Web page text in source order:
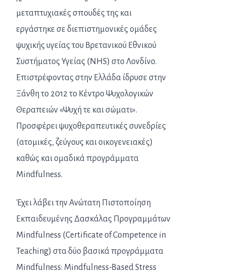
μεταπτυχιακές σπουδές της και
εργάστηκε σε διεπιστημονικές ομάδες
ψυχικής υγείας του Βρετανικού Εθνικού
Συστήματος Υγείας (NHS) στο Λονδίνο.
Επιστρέφοντας στην Ελλάδα ίδρυσε στην
Ξάνθη το 2012 το Κέντρο Ψυχολογικών
Θεραπειών «Ψυχή τε και σώματι».
Προσφέρει ψυχοθεραπευτικές συνεδρίες
(ατομικές, ζεύγους και οικογενειακές)
καθώς και ομαδικά προγράμματα
Mindfulness.
Έχει λάβει την Ανώτατη Πιστοποίηση
Εκπαιδευμένης Δασκάλας Προγραμμάτων
Mindfulness (Certificate of Competence in
Teaching) στα δύο βασικά προγράμματα
Mindfulness: Mindfulness-Based Stress